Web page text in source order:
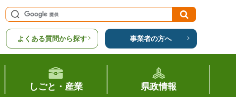
よくある質問から探す 事業者の方へ
しごと・産業 県政情報